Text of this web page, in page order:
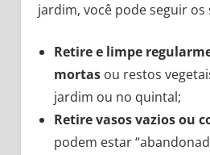
jardim, você pode seguir os
Retire e limpe
mortas ou restos
jardim ou no quintal;
Retire vasos vazios ou
podem estar